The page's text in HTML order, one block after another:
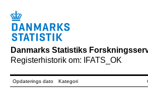
Danmarks Statistiks
Registerhistorik om: IFATS_OK
Opdaterings dato Kategori